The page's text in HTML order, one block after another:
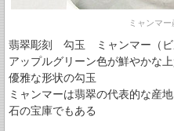
ミャンマ
翡翠彫刻 勾玉 ミャンマー（ビ
アップルグリーン色が鮮やかな
優雅な形状の勾玉
ミャンマーは翡翠の代表的な産
石の宝庫でもある